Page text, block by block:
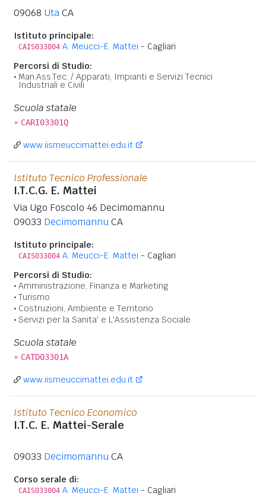
09068 UtaCA
Istituto principale:
CAIS033004 A. Meucci-E. Mattei - Cagliari
Percorsi di Studio:
Man.Ass.Tec. / Apparati, Impianti e Servizi Tecnici
Industriali e Civili
Scuola statale
» CARI03301Q
www.iismeuccimattei.edu.it
Istituto Tecnico Professionale
I.T.C.G. E. Mattei
Via Ugo Foscolo 46 Decimomannu
09033 DecimomannuCA
Istituto principale:
CAIS033004 A. Meucci-E. Mattei - Cagliari
Percorsi di Studio:
Amministrazione, Finanza e Marketing
Turismo
Costruzioni, Ambiente e Territorio
Servizi per la Sanita' e L'Assistenza Sociale
Scuola statale
» CATD03301A
www.iismeuccimattei.edu.it
Istituto Tecnico Economico
I.T.C. E. Mattei-Serale
09033 DecimomannuCA
Corso serale di:
CAIS033004 A. Meucci-E. Mattei - Cagliari